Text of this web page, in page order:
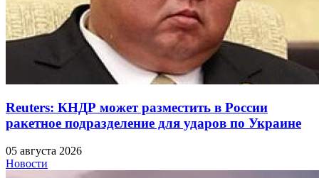
Reuters: КНДР может разместить в России
ракетное подразделение для ударов по Украине
05 августа 2026
Новости